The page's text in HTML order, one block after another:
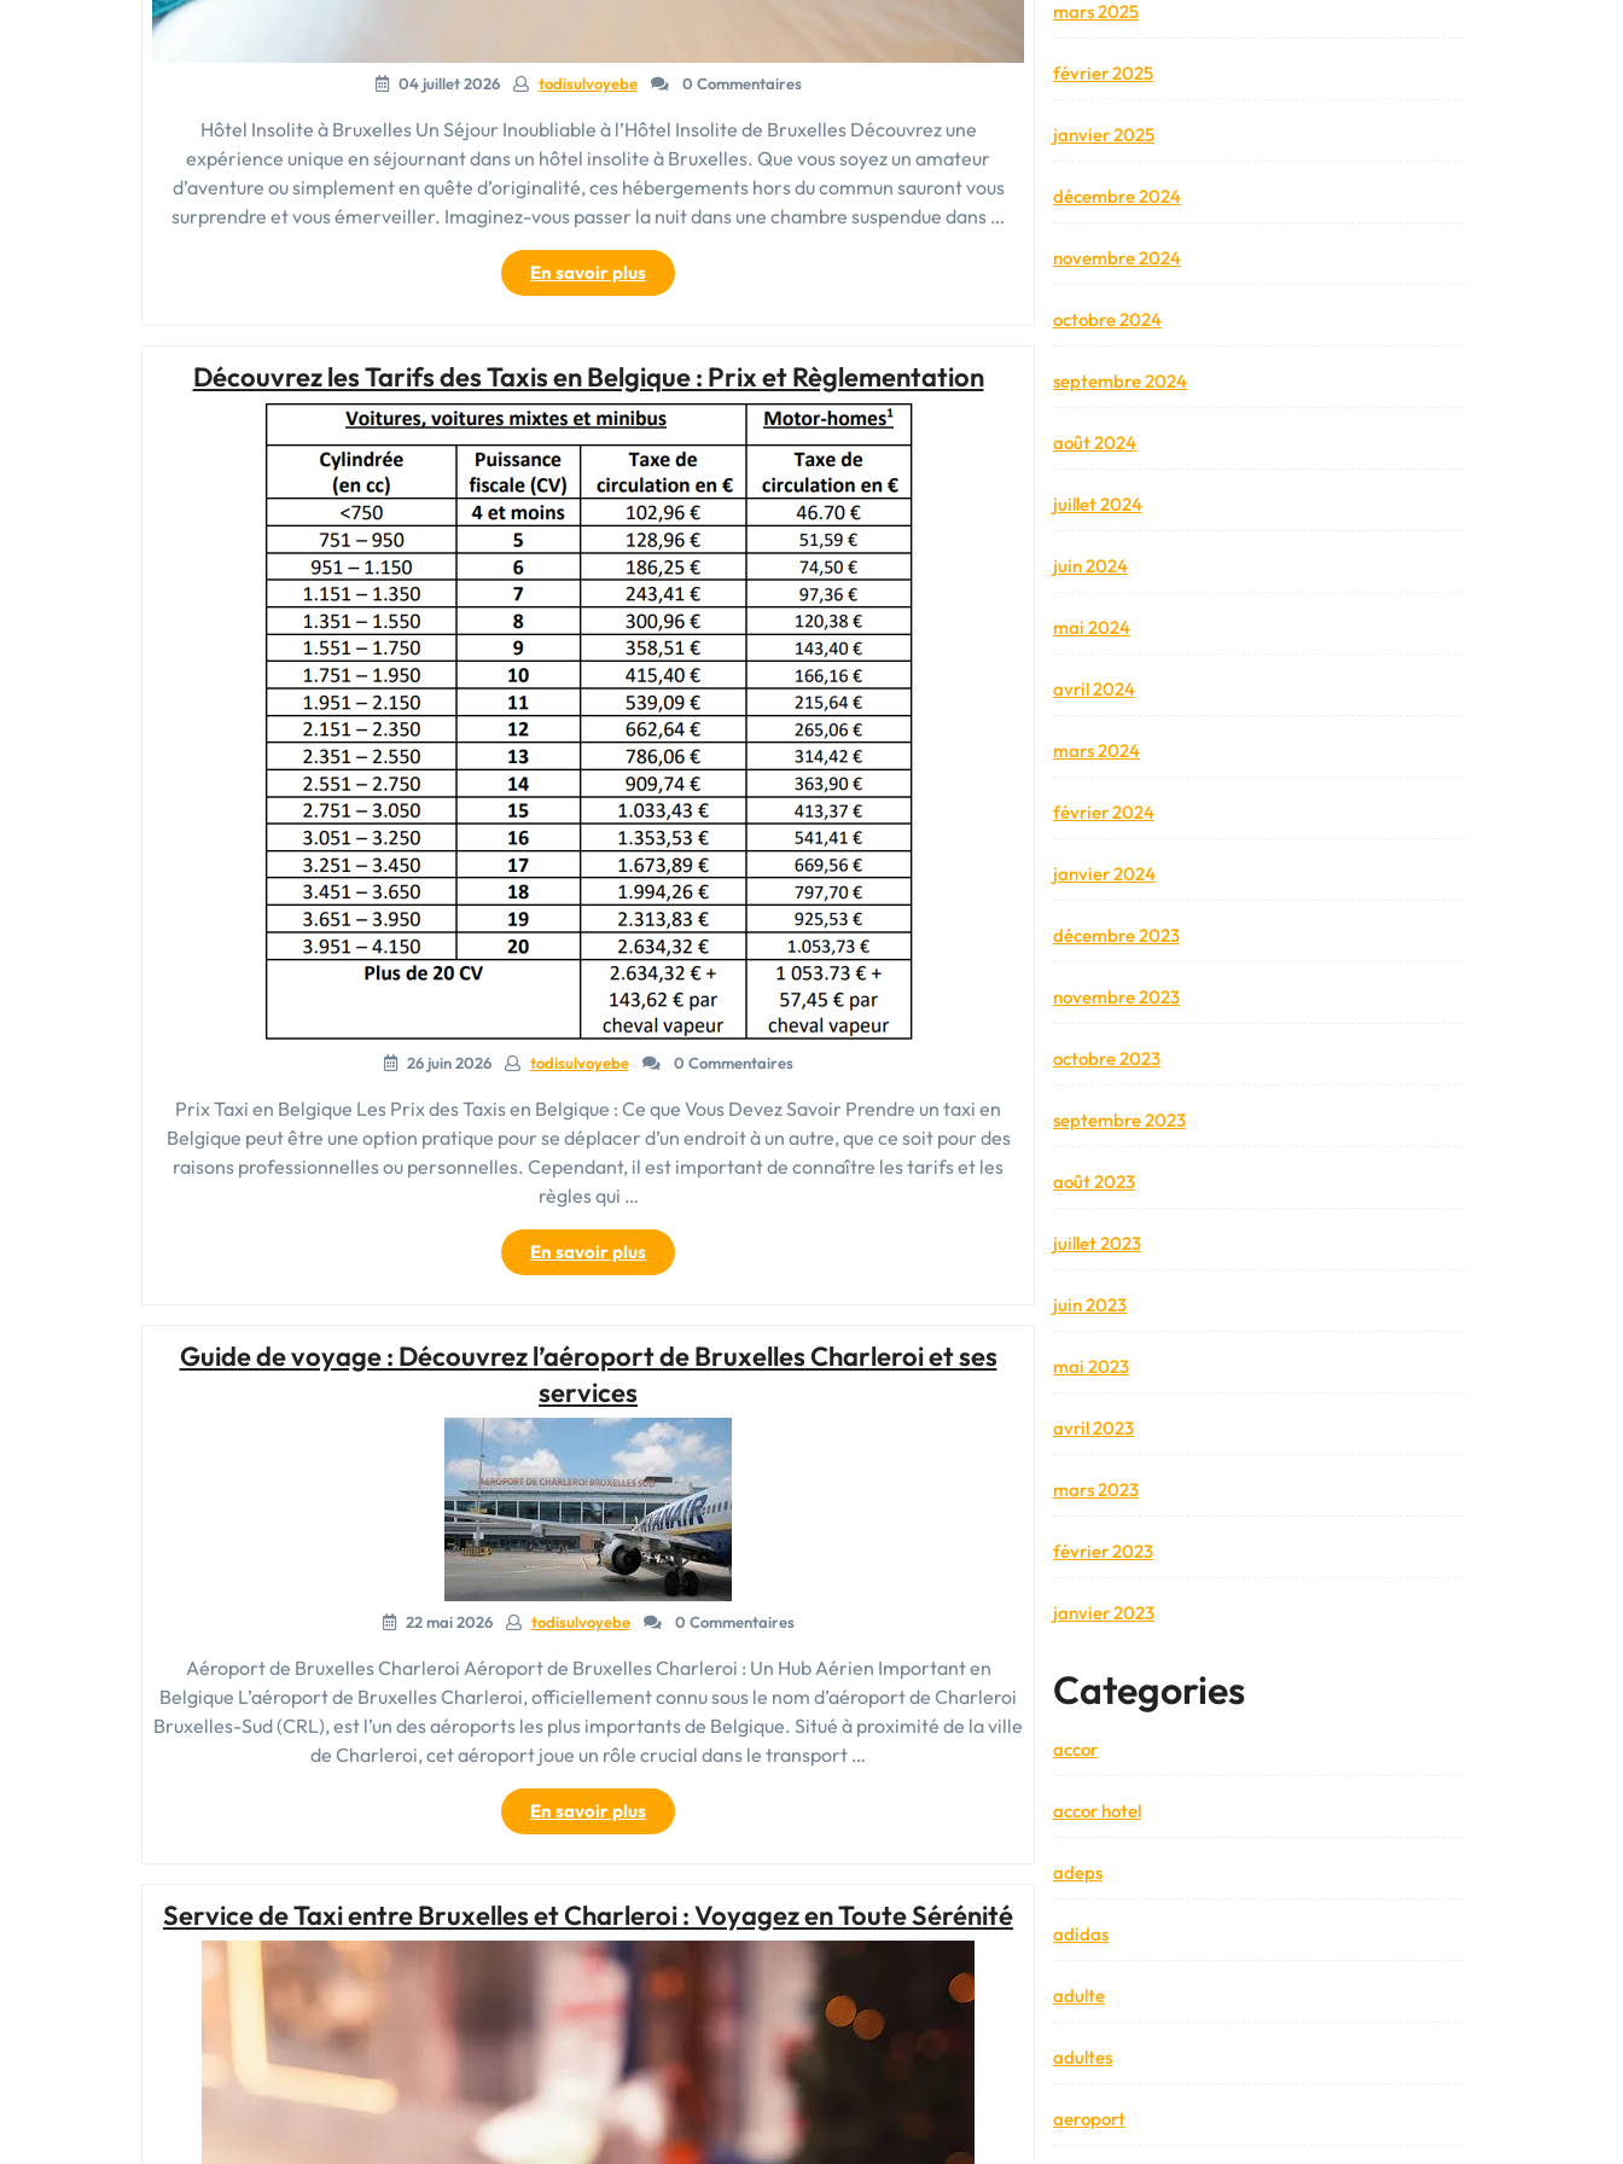
04 juillet 2026 todisulvoyebe 0 Commentaires
Hôtel Insolite à Bruxelles Un Séjour Inoubliable à l’Hôtel Insolite de Bruxelles Découvrez une
expérience unique en séjournant dans un hôtel insolite à Bruxelles. Que vous soyez un amateur
d’aventure ou simplement en quête d’originalité, ces hébergements hors du commun sauront vous
surprendre et vous émerveiller. Imaginez-vous passer la nuit dans une chambre suspendue dans …
En savoir plus« Découvrez
l’Originalité
Insolite
à
Bruxelles »
Découvrez les Tarifs des Taxis en Belgique : Prix et Règlementation
26 juin 2026 todisulvoyebe 0 Commentaires
Prix Taxi en Belgique Les Prix des Taxis en Belgique : Ce que Vous Devez Savoir Prendre un taxi en
Belgique peut être une option pratique pour se déplacer d’un endroit à un autre, que ce soit pour des
raisons professionnelles ou personnelles. Cependant, il est important de connaître les tarifs et les
règles qui …
En savoir plus« Découvrez
les
Taxis
:
Prix
et
Règlementation »
Guide de voyage : Découvrez l’aéroport de Bruxelles Charleroi et ses
services
22 mai 2026 todisulvoyebe 0 Commentaires
Aéroport de Bruxelles Charleroi Aéroport de Bruxelles Charleroi : Un Hub Aérien Important en
Belgique L’aéroport de Bruxelles Charleroi, officiellement connu sous le nom d’aéroport de Charleroi
Bruxelles-Sud (CRL), est l’un des aéroports les plus importants de Belgique. Situé à proximité de la ville
de Charleroi, cet aéroport joue un rôle crucial dans le transport …
En savoir plus« Guide
de
Découvrez
l’aéroport
de
Bruxelles
Charleroi
ses
services »
Service de Taxi entre Bruxelles et Charleroi : Voyagez en Toute Sérénité
mars 2025
février 2025
janvier 2025
décembre 2024
novembre 2024
octobre 2024
septembre 2024
août 2024
juillet 2024
juin 2024
mai 2024
avril 2024
mars 2024
février 2024
janvier 2024
décembre 2023
novembre 2023
octobre 2023
septembre 2023
août 2023
juillet 2023
juin 2023
mai 2023
avril 2023
mars 2023
février 2023
janvier 2023
Categories
accor
accor hotel
adeps
adidas
adulte
adultes
aeroport